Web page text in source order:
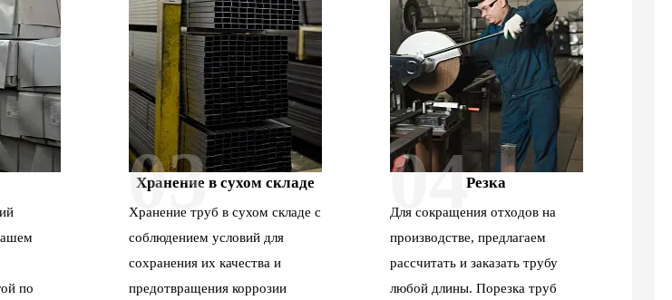
по
03
Хранение в сухом складе
Хранение труб в сухом складе с
соблюдением условий для
сохранения их качества и
предотвращения коррозии
04Резка
Для сокращения отходов на
производстве, предлагаем
рассчитать и заказать трубу
любой длины. Порезка труб